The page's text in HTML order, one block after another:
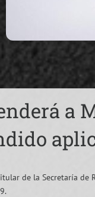
a
de la Secretaría de